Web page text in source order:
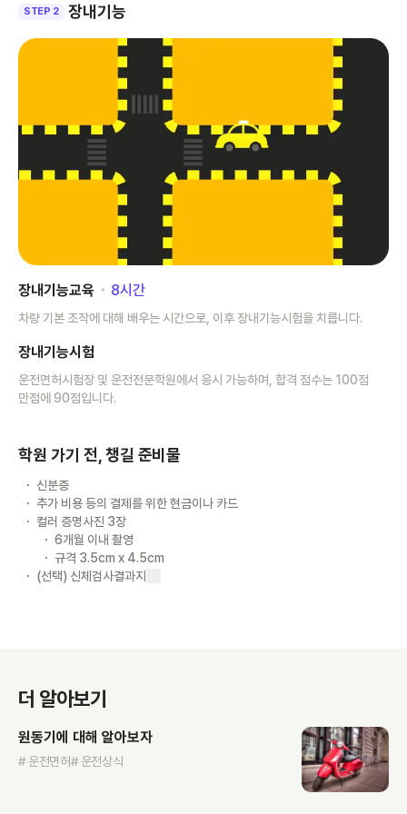
STEP 2 장내기능
장내기능교육 ･ 8시간
차량 기본 조작에 대해 배우는 시간으로, 이후 장내기능시험을 치릅니다.
장내기능시험
운전면허시험장 및 운전전문학원에서 응시 가능하며, 합격 점수는 100점
만점에 90점입니다.
학원 가기 전, 챙길 준비물
신분증
추가 비용 등의 결제를 위한 현금이나 카드
컬러 증명사진 3장
6개월 이내 촬영
규격 3.5cm x 4.5cm
(선택) 신체검사결과지
더 알아보기
원동기에 대해 알아보자
# 운전면허# 운전상식